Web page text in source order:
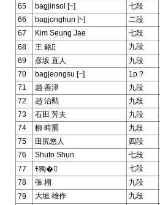
65
bagjinsol [~] 七段
66
bagjonghun [~] 二段
67
Kim Seung Jae 七段
68
王 銘 九段
69
彦坂 直人 九段
70
bagjeongsu [~] 1p ?
71
趙 善津 九段
72
趙 治勲 九段
73
石田 芳夫 九段
74
柳 時熏 九段
75
田尻悠人 四段
76
Shuto Shun 七段
77
ﾓ獨� 七段
78
張 栩 九段
79
大垣 雄作 九段